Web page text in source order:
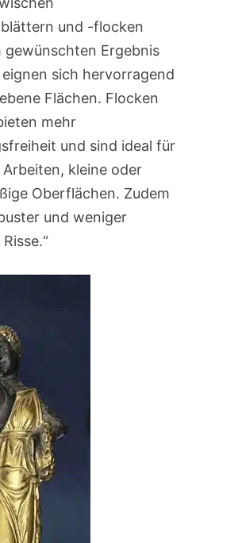
und -flocken
gewünschten Ergebnis
sich hervorragend
Flächen. Flocken
mehr
und sind ideal für
kleine oder
Oberflächen. Zudem
und weniger